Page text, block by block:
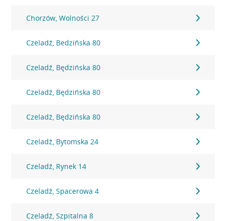
Chorzów, Wolności 27
Czeladź, Bedzińska 80
Czeladź, Będzińska 80
Czeladź, Będzińska 80
Czeladź, Będzińska 80
Czeladź, Bytomska 24
Czeladź, Rynek 14
Czeladź, Spacerowa 4
Czeladź, Szpitalna 8